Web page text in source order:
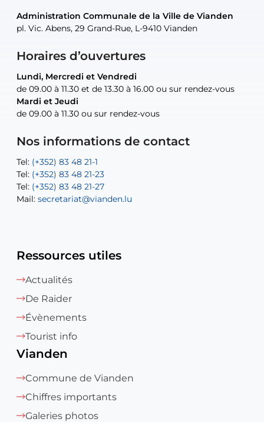
Administration Communale de la Ville de Vianden
pl. Vic. Abens, 29 Grand-Rue, L-9410 Vianden
Horaires d’ouvertures
Lundi, Mercredi et Vendredi
de 09.00 à 11.30 et de 13.30 à 16.00 ou sur rendez-vous
Mardi et Jeudi
de 09.00 à 11.30 ou sur rendez-vous
Nos informations de contact
Tel: (+352) 83 48 21-1
Tel: (+352) 83 48 21-23
Tel: (+352) 83 48 21-27
Mail: secretariat@vianden.lu
Administration Communale de la Ville de Vianden
pl. Vic. Abens, 29 Grand-Rue, L-9410 Vianden
Lundi, Mercredi et Vendredi
de 09.00 à 11.30 et de 13.30 à 16.00 ou sur rendez-vous
Mardi et Jeudi
de 09.00 à 11.30 ou sur rendez-vous
Tel: (+352) 83 48 21-20
Tel: (+352) 83 48 21-22
Mail:sofia.carvalho@vianden.lu
Mail: diane.storn@vianden.lu
Administration Communale de la Ville de Vianden
pl. Vic. Abens, 29 Grand-Rue, L-9410 Vianden
uniquement sur rendez-vous
Mail:recette@vianden.lu
Administration Communale de la Ville de Vianden
pl. Vic. Abens, 29 Grand-Rue, L-9410 Vianden
uniquement sur rendez-vous
Tel:(+352) 83 48 21-31
Atelier Communal de la Ville de Vianden
30, rue Neugarten, L-9422 Vianden
uniquement sur rendez-vous
Tel:Permanence (Fuite d’eau) : 83 48 21 61
Ressources utiles
Actualités
De Raider
Évènements
Tourist info
Vianden
Commune de Vianden
Chiffres importants
Galeries photos